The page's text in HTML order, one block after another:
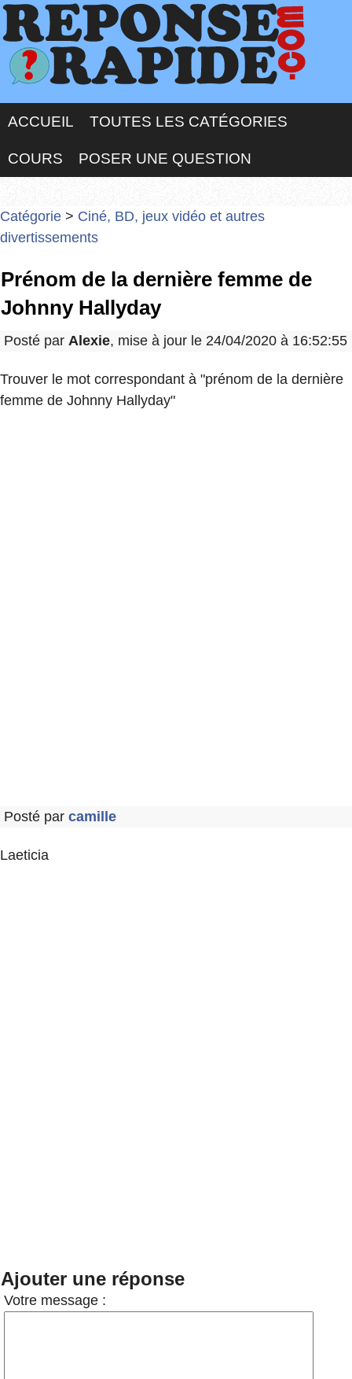
ACCUEIL TOUTES LES CATÉGORIES
COURS POSER UNE QUESTION
Catégorie > Ciné, BD, jeux vidéo et autres
divertissements
Prénom de la dernière femme de
Johnny Hallyday
Posté par Alexie, mise à jour le 24/04/2020 à 16:52:55
Trouver le mot correspondant à "prénom de la dernière
femme de Johnny Hallyday"
Posté par camille
Laeticia
Ajouter une réponse
Votre message :